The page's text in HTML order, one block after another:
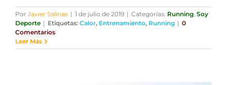
Por Javier Salinas | 1 de julio de 2019 | Categorías: Running, Soy
Deporte | Etiquetas: Calor, Entrenamiento, Running | 0
Comentarios
Leer Más